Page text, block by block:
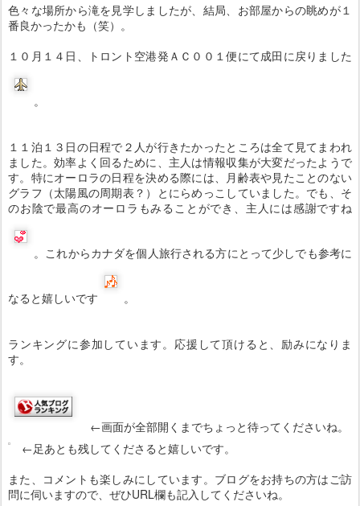
色々な場所から滝を見学しましたが、結局、お部屋からの眺めが１
番良かったかも（笑）。
１０月１４日、トロント空港発ＡＣ００１便にて成田に戻りました
。
１１泊１３日の日程で２人が行きたかったところは全て見てまわれ
ました。効率よく回るために、主人は情報収集が大変だったようで
す。特にオーロラの日程を決める際には、月齢表や見たことのない
グラフ（太陽風の周期表？）とにらめっこしていました。でも、そ
のお陰で最高のオーロラもみることができ、主人には感謝ですね
。これからカナダを個人旅行される方にとって少しでも参考に
なると嬉しいです 。
ランキングに参加しています。応援して頂けると、励みになりま
す。
←画面が全部開くまでちょっと待ってくださいね。
←足あとも残してくださると嬉しいです。
また、コメントも楽しみにしています。ブログをお持ちの方はご訪
問に伺いますので、ぜひURL欄も記入してくださいね。